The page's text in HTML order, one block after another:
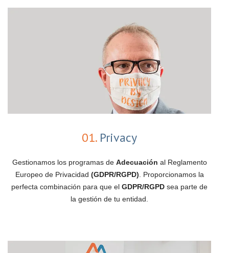
01.Privacy
Gestionamos los programas de Adecuación al Reglamento
Europeo de Privacidad (GDPR/RGPD). Proporcionamos la
perfecta combinación para que el GDPR/RGPD sea parte de
la gestión de tu entidad.